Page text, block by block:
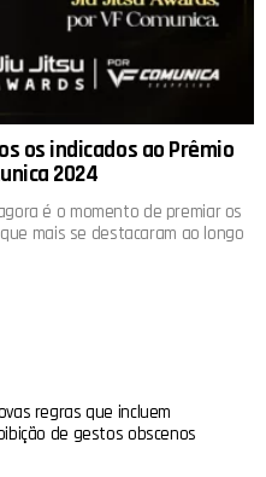
os indicados ao Prêmio
2024
é o momento de premiar os
mais se destacaram ao longo
regras que incluem
de gestos obscenos